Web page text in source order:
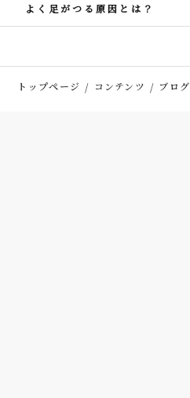
よく足がつる原因とは？
トップページ コンテンツ ブログ